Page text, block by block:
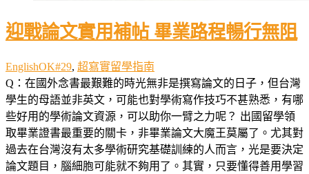
迎戰論文實用補帖 畢業路程暢行無阻
EnglishOK#29, 超寫實留學指南
Q：在國外念書最艱難的時光無非是撰寫論文的日子，但台灣
學生的母語並非英文，可能也對學術寫作技巧不甚熟悉，有哪
些好用的學術論文資源，可以助你一臂之力呢？ 出國留學領
取畢業證書最重要的關卡，非畢業論文大魔王莫屬了。尤其對
過去在台灣沒有太多學術研究基礎訓練的人而言，光是要決定
論文題目，腦細胞可能就不夠用了。其實，只要懂得善用學習